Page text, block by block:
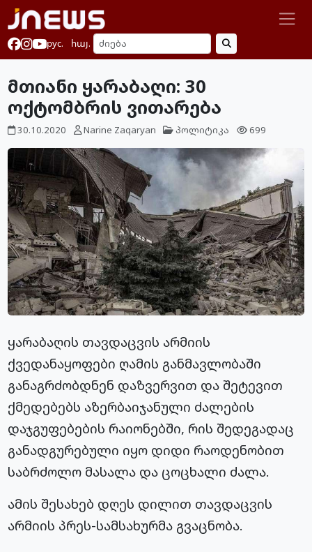
рус. հայ.
მთიანი ყარაბაღი: 30
ოქტომბრის ვითარება
30.10.2020 Narine Zaqaryan პოლიტიკა 699
ყარაბაღის თავდაცვის არმიის
ქვედანაყოფები ღამის განმავლობაში
განაგრძობდნენ დაზვერვით და შეტევით
ქმედებებს აზერბაიჯანული ძალების
დაჯგუფებების რაიონებში, რის შედეგადაც
განადგურებული იყო დიდი რაოდენობით
საბრძოლო მასალა და ცოცხალი ძალა.
ამის შესახებ დღეს დილით თავდაცვის
არმიის პრეს-სამსახურმა გვაცნობა.